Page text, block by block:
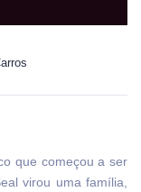
que começou a ser
virou uma família,